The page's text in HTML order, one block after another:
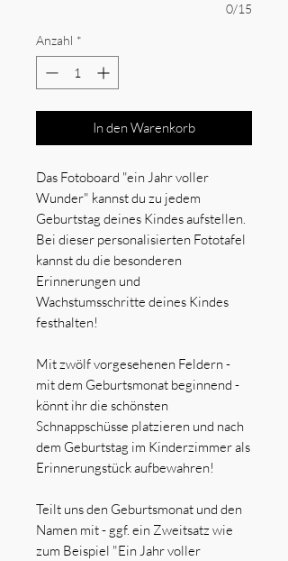
0/15
Anzahl *
In den Warenkorb
Das Fotoboard "ein Jahr voller
Wunder" kannst du zu jedem
Geburtstag deines Kindes aufstellen.
Bei dieser personalisierten Fototafel
kannst du die besonderen
Erinnerungen und
Wachstumsschritte deines Kindes
festhalten!
Mit zwölf vorgesehenen Feldern -
mit dem Geburtsmonat beginnend -
könnt ihr die schönsten
Schnappschüsse platzieren und nach
dem Geburtstag im Kinderzimmer als
Erinnerungstück aufbewahren!
Teilt uns den Geburtsmonat und den
Namen mit - ggf. ein Zweitsatz wie
zum Beispiel "Ein Jahr voller